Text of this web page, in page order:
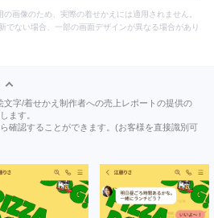
画像のため、実際の着せかえには適用されません。
でない場合、一部の画面デザインが異なる場合があり
文字/着せかえ制作者への売上レポートの提供の
ます。
確認することができます。(お客様を直接識別可